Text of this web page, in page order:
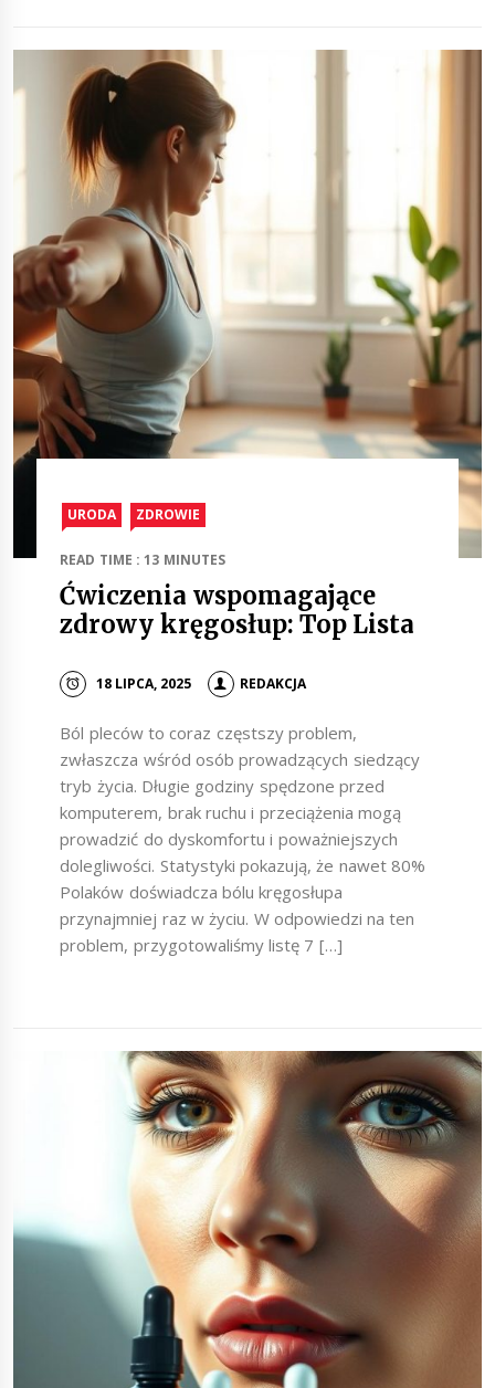
URODA ZDROWIE
READ TIME : 13 MINUTES
Ćwiczenia wspomagające
zdrowy kręgosłup: Top Lista
18 LIPCA, 2025 REDAKCJA
Ból pleców to coraz częstszy problem,
zwłaszcza wśród osób prowadzących siedzący
tryb życia. Długie godziny spędzone przed
komputerem, brak ruchu i przeciążenia mogą
prowadzić do dyskomfortu i poważniejszych
dolegliwości. Statystyki pokazują, że nawet 80%
Polaków doświadcza bólu kręgosłupa
przynajmniej raz w życiu. W odpowiedzi na ten
problem, przygotowaliśmy listę 7 […]